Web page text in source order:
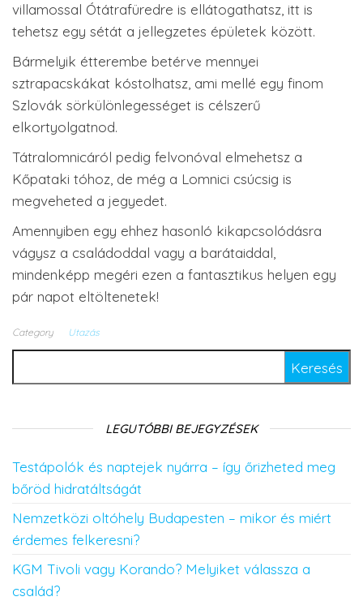
villamossal Ótátrafüredre is ellátogathatsz, itt is
tehetsz egy sétát a jellegzetes épületek között.
Bármelyik étterembe betérve mennyei
sztrapacskákat kóstolhatsz, ami mellé egy finom
Szlovák sörkülönlegességet is célszerű
elkortyolgatnod.
Tátralomnicáról pedig felvonóval elmehetsz a
Kőpataki tóhoz, de még a Lomnici csúcsig is
megveheted a jegyedet.
Amennyiben egy ehhez hasonló kikapcsolódásra
vágysz a családoddal vagy a barátaiddal,
mindenképp megéri ezen a fantasztikus helyen egy
pár napot eltöltenetek!
Category Utazás
LEGUTÓBBI BEJEGYZÉSEK
Testápolók és naptejek nyárra – így őrizheted meg
bőröd hidratáltságát
Nemzetközi oltóhely Budapesten – mikor és miért
érdemes felkeresni?
KGM Tivoli vagy Korando? Melyiket válassza a
család?